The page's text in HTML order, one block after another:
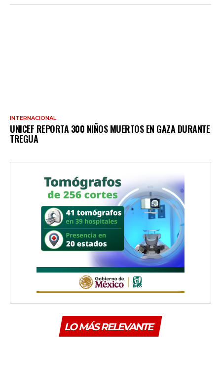
INTERNACIONAL
UNICEF REPORTA 300 NIÑOS MUERTOS EN GAZA DURANTE
TREGUA
LO MÁS RELEVANTE